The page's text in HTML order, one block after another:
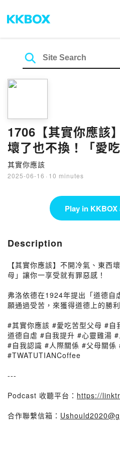
1706【其實你應該
壞了也不換！「愛
一享受就有罪惡感
Coffee & Co.）
其實你應該
2025-06-16 · 10 minutes
Play in
Description
【其實你應該】不開冷氣、東西
母」讓你一享受就有罪惡感！
弗洛依德在1924年提出「道德自
願通過受苦，來獲得道德上的勝利
#其實你應該 #愛吃苦型父母 #
道德自虐 #自我提升 #心靈雞湯
#自我認識 #人際關係 #父母關
#TWATUTIANCoffee
---
Podcast 收聽平台： https://
合作聯繫信箱：